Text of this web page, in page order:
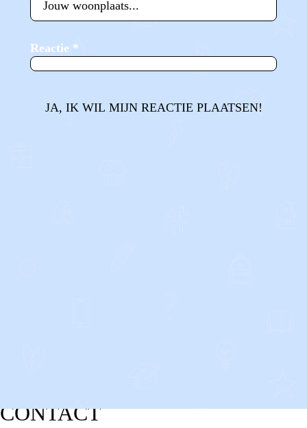
Reactie *
JA, IK WIL MIJN REACTIE PLAATSEN!
CONTACT